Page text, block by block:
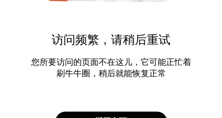
访问频繁，请稍后重试
您所要访问的页面不在这儿，它可能正忙着
刷牛牛圈，稍后就能恢复正常